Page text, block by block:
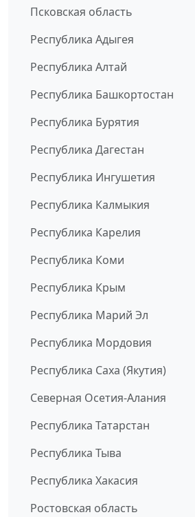
Псковская область
Республика Адыгея
Республика Алтай
Республика Башкортостан
Республика Бурятия
Республика Дагестан
Республика Ингушетия
Республика Калмыкия
Республика Карелия
Республика Коми
Республика Крым
Республика Марий Эл
Республика Мордовия
Республика Саха (Якутия)
Северная Осетия-Алания
Республика Татарстан
Республика Тыва
Республика Хакасия
Ростовская область